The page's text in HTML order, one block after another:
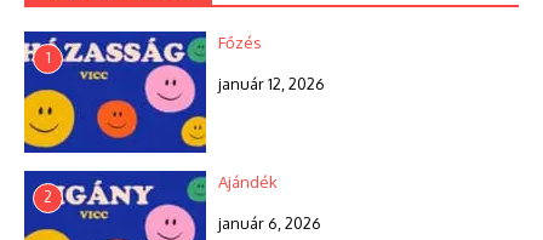
1
Főzés
január 12, 2026
2
Ajándék
január 6, 2026